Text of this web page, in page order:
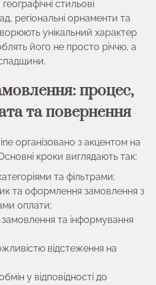
стильові
регіональні орнаменти та
унікальний характер
його не просто річчю, а
процес,
та повернення
організовано з акцентом на
кроки виглядають так:
та фільтрами;
та оформлення замовлення з
оплати;
та інформування
відстеження на
у відповідності до